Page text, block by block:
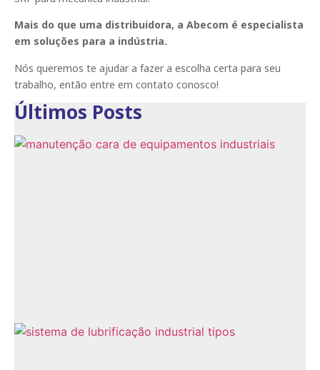
Mais do que uma distribuidora, a Abecom é especialista
em soluções para a indústria.
Nós queremos te ajudar a fazer a escolha certa para seu
trabalho, então entre em contato conosco!
Últimos Posts